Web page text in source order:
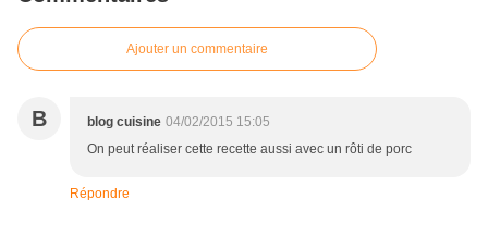
Ajouter un commentaire
B blog cuisine 04/02/2015 15:05
On peut réaliser cette recette aussi avec un rôti de porc
Répondre